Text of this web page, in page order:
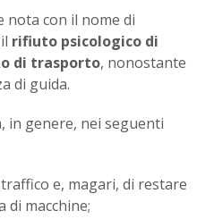
nota con il nome di
rifiuto psicologico di
di trasporto, nonostante
di guida.
in genere, nei seguenti
e, magari, di restare
di macchine;